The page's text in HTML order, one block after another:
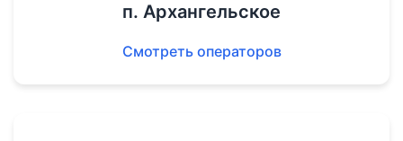
п. Архангельское
Смотреть операторов